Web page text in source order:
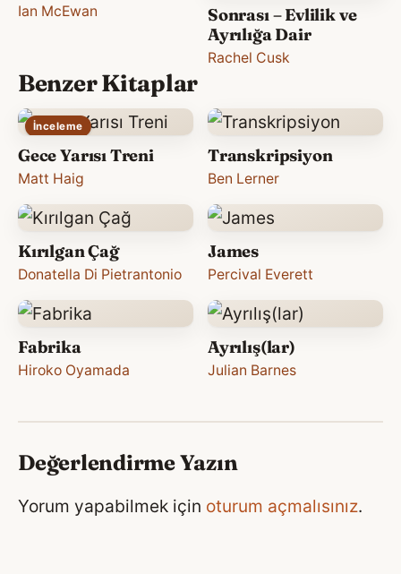
Ian McEwan
Sonrası – Evlilik ve
Ayrılığa Dair
Rachel Cusk
Benzer Kitaplar
İnceleme
Gece Yarısı Treni
Matt Haig
Transkripsiyon
Ben Lerner
Kırılgan Çağ
Donatella Di Pietrantonio
James
Percival Everett
Fabrika
Hiroko Oyamada
Ayrılış(lar)
Julian Barnes
Değerlendirme Yazın
Yorum yapabilmek için oturum açmalısınız.